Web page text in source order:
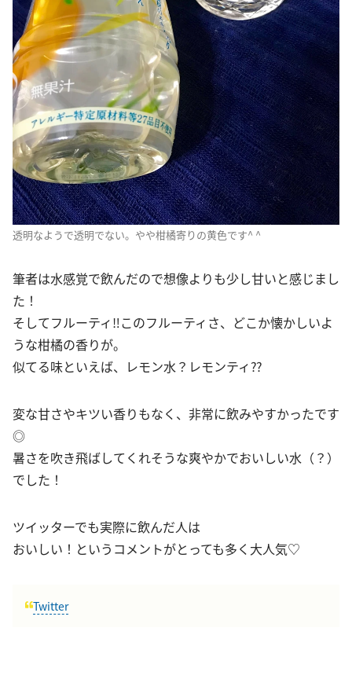
透明なようで透明でない。やや柑橘寄りの黄色です^ ^
筆者は水感覚で飲んだので想像よりも少し甘いと感じまし
た！
そしてフルーティ‼︎このフルーティさ、どこか懐かしいよ
うな柑橘の香りが。
似てる味といえば、レモン水？レモンティ⁇
変な甘さやキツい香りもなく、非常に飲みやすかったです
◎
暑さを吹き飛ばしてくれそうな爽やかでおいしい水（？）
でした！
ツイッターでも実際に飲んだ人は
おいしい！というコメントがとっても多く大人気♡
Twitter